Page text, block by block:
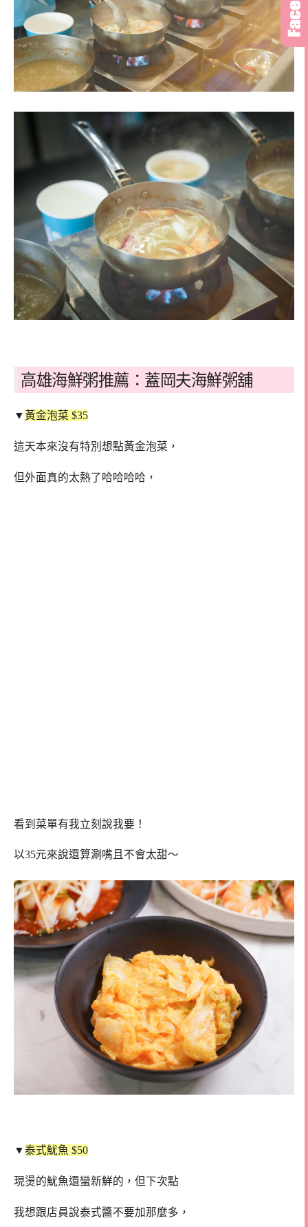
高雄海鮮粥推薦：蓋岡夫海鮮粥舖
▼ 黃金泡菜 $35
這天本來沒有特別想點黃金泡菜，
但外面真的太熱了哈哈哈哈，
看到菜單有我立刻說我要！
以35元來說還算涮嘴且不會太甜～
▼泰式魷魚 $50
現燙的魷魚還蠻新鮮的，但下次點
我想跟店員說泰式醬不要加那麼多，